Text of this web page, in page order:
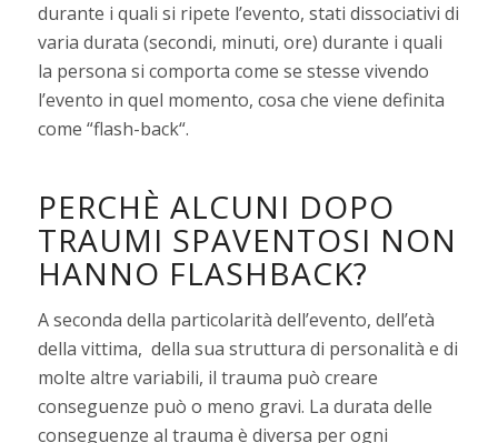
durante i quali si ripete l’evento, stati dissociativi di
varia durata (secondi, minuti, ore) durante i quali
la persona si comporta come se stesse vivendo
l’evento in quel momento, cosa che viene definita
come “flash-back“.
PERCHÈ ALCUNI DOPO
TRAUMI SPAVENTOSI NON
HANNO FLASHBACK?
A seconda della particolarità dell’evento, dell’età
della vittima, della sua struttura di personalità e di
molte altre variabili, il trauma può creare
conseguenze può o meno gravi. La durata delle
conseguenze al trauma è diversa per ogni